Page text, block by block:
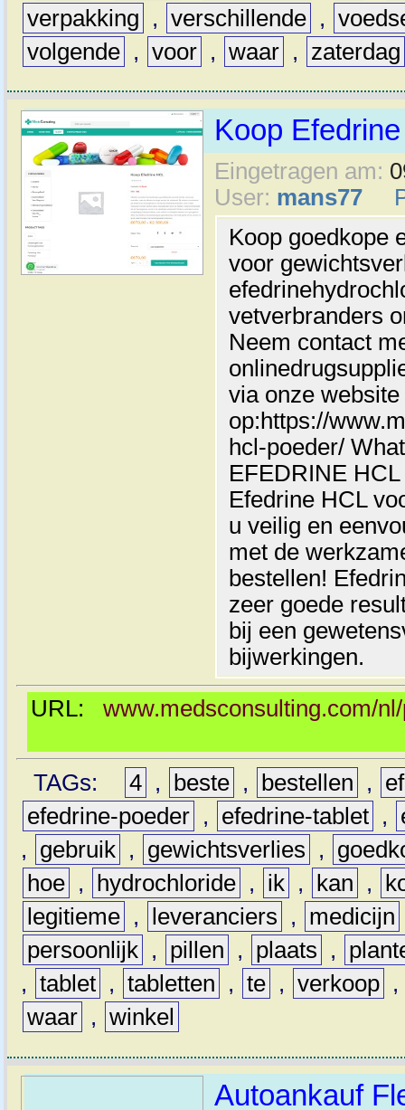
verpakking
, verschillende ,
volgende , voor , waar , zaterdag
Koop
Eingetragen am:
User: mans77
Koop goedkope
voor
vetverbranders
Neem contact
via onze website
op:https://
hcl-poeder/
EFEDRINE
Efedrine HCL
u veilig en
met de
bestellen!
zeer goede
bij een
bijwerkingen.
URL: www.medsconsulting.com/
TAGs: 4 , beste , bestellen ,
efedrine-poeder , efedrine-tablet ,
,
gebruik , gewichtsverlies ,
hoe , hydrochloride , ik , kan ,
legitieme , leveranciers , medicijn
persoonlijk , pillen , plaats ,
, tablet , tabletten , te , verkoop ,
waar , winkel
Autoankauf